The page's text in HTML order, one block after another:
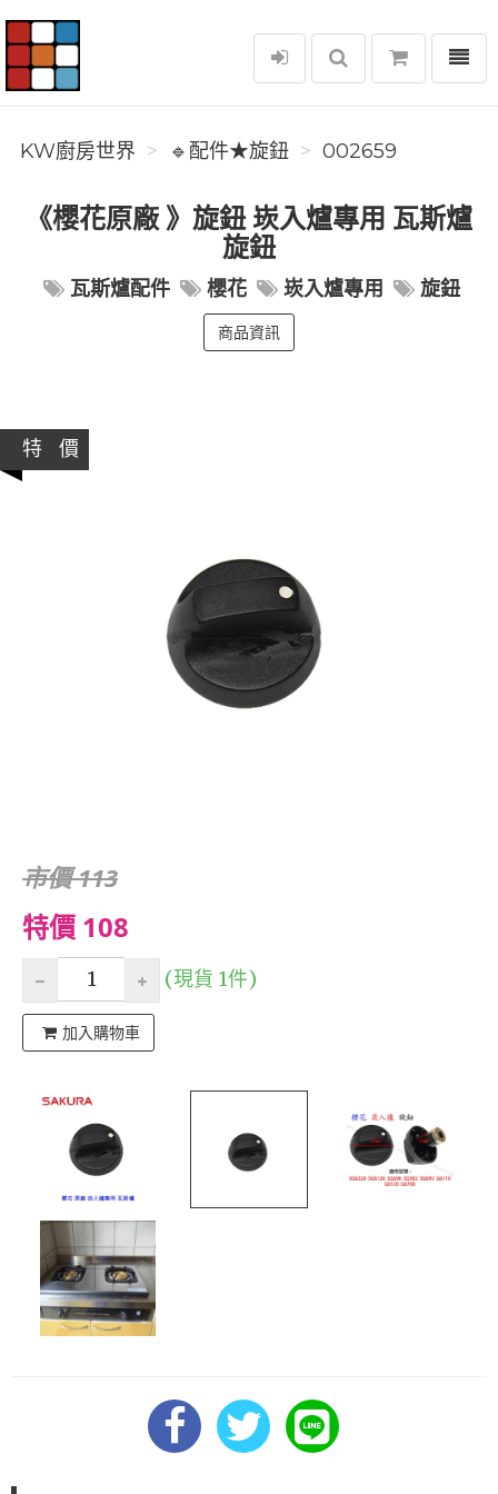
KW廚房世界
選單
KW廚房世界 🔹配件★旋鈕 002659
《櫻花原廠 》旋鈕 崁入爐專用 瓦斯爐
旋鈕
瓦斯爐配件 櫻花 崁入爐專用 旋鈕
商品資訊
特 價
市價 113
特價 108
(現貨 1件)
加入購物車